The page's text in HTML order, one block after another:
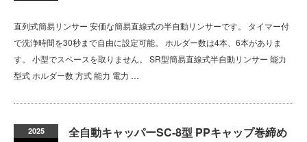
直列式簡易リンサー 安価な簡易直線式の半自動リンサーです。 タイマー付
で洗浄時間を30秒まで自由に設定可能。 ホルダー数は4本、6本がありま
す。 小型でスペースを取りません。 SR型簡易直線式半自動リンサー 能力
型式 ホルダー数 方式 能力 電力 …
2025
全自動キャッパーSC-8型 PPキャップ巻締め